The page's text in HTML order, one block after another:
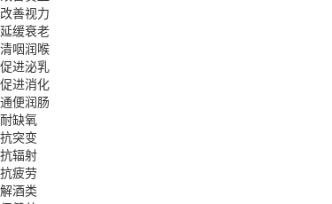
改善视力
延缓衰老
清咽润喉
促进泌乳
促进消化
通便润肠
耐缺氧
抗突变
抗辐射
抗疲劳
解酒类